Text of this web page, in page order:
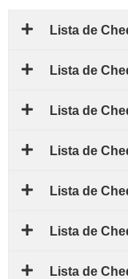
Lista de
Lista de
Lista de
Lista de
Lista de
Lista de
Lista de